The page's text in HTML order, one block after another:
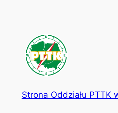
Strona Oddziału PTTK